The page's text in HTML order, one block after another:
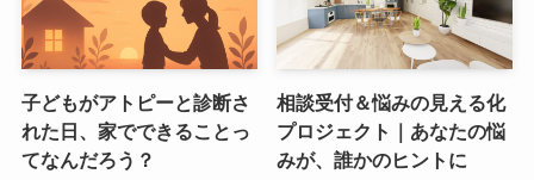
子どもがアトピーと診断さ
れた日、家でできることっ
てなんだろう？
相談受付＆悩みの見える化
プロジェクト｜あなたの悩
みが、誰かのヒントに